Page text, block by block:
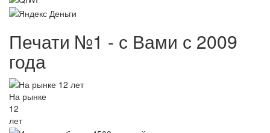
Печати №1 - с Вами с 2009
года
На рынке
12
лет